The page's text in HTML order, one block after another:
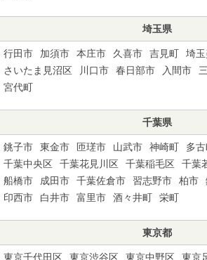
埼玉県
行田市 加須市 本庄市 久喜市 吉見町
埼
さいたま見沼区
川口市 春日部市 入間市
宮代町
千葉県
銚子市 東金市 匝瑳市 山武市 神崎町 多
千葉中央区
千葉花見川区 千葉稲毛区 千葉
船橋市
成田市 千葉佐倉市 習志野市 柏市
印西市
白井市 富里市 酒々井町 栄町
東京都
東京千代田区 東京渋谷区 東京中野区 東京